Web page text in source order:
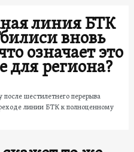
линия БТК
вновь
означает это
для региона?
шестилетнего перерыва
линии БТК к полноценному